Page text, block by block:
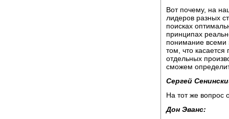
Вот почему, на
лидеров разных
поисках
принципах
понимание всеми
том, что касается
отдельных
сможем
Сергей
На тот же вопрос
Дон Эванс: